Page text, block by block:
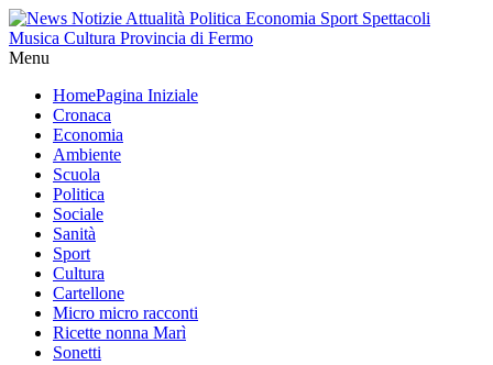
Menu
HomePagina Iniziale
Cronaca
Economia
Ambiente
Scuola
Politica
Sociale
Sanità
Sport
Cultura
Cartellone
Micro micro racconti
Ricette nonna Marì
Sonetti